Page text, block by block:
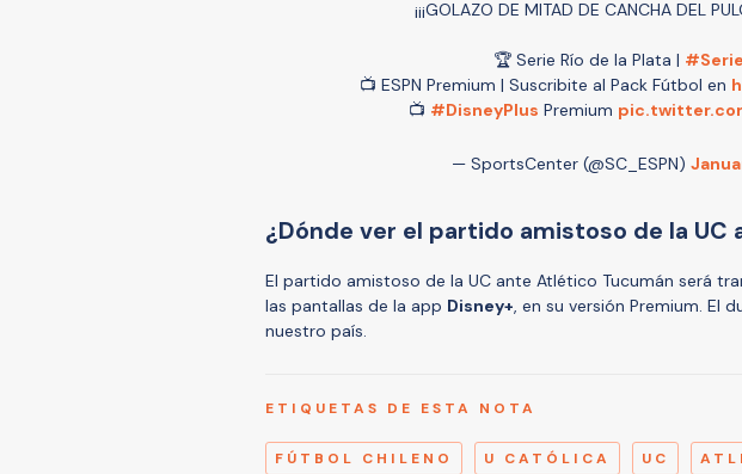
¡¡¡GOLAZO DE MITAD DE CANCHA DEL
🏆 Serie Río de la Plata |
📺 ESPN Premium | Suscribite al Pack Fútbol en
📺 #DisneyPlus Premium
— SportsCenter (@SC_ESPN)
¿Dónde ver el partido amistoso de la
El partido amistoso de la UC ante Atlético Tucumán será
las pantallas de la app Disney+, en su versión Premium. El
nuestro país.
ETIQUETAS DE ESTA NOTA
FÚTBOL CHILENO U CATÓLICA UC